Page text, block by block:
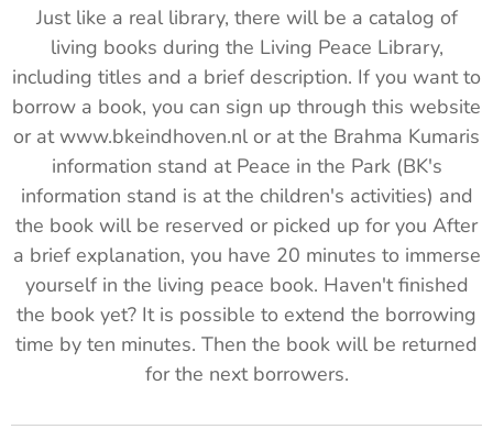
Just like a real library, there will be a catalog of
living books during the Living Peace Library,
including titles and a brief description. If you want to
borrow a book, you can sign up through this website
or at www.bkeindhoven.nl or at the Brahma Kumaris
information stand at Peace in the Park (BK's
information stand is at the children's activities) and
the book will be reserved or picked up for you After
a brief explanation, you have 20 minutes to immerse
yourself in the living peace book. Haven't finished
the book yet? It is possible to extend the borrowing
time by ten minutes. Then the book will be returned
for the next borrowers.